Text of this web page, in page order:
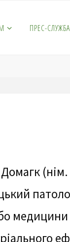
ПРЕС-СЛУЖБА
медицини